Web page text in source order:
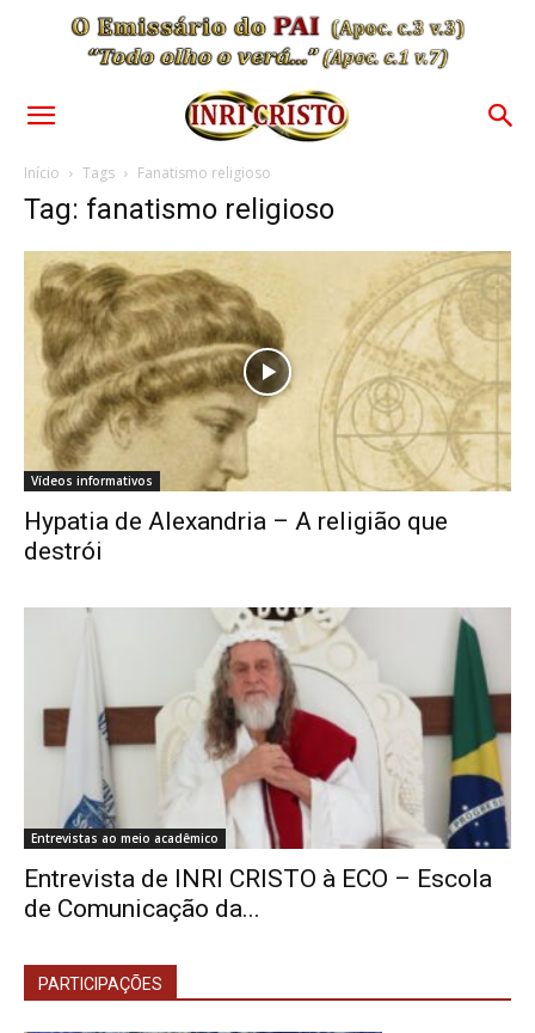
Início Tags Fanatismo religioso
Tag: fanatismo religioso
Vídeos informativos
Hypatia de Alexandria – A religião que
destrói
Entrevistas ao meio acadêmico
Entrevista de INRI CRISTO à ECO – Escola
de Comunicação da...
PARTICIPAÇÕES